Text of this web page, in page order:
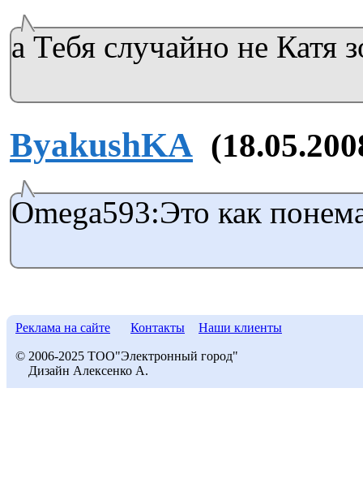
а Тебя случайно не Катя
ByakushKA
Omega593:Это как
Реклама на сайте Контакты Наши клиенты
© 2006-2025 ТОО"Электронный город"
Дизайн Алексенко А.